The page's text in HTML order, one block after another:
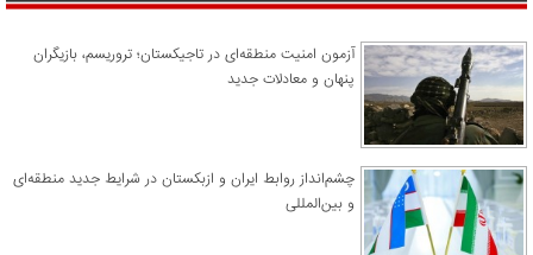
آزمون امنیت منطقه‌ای در تاجیکستان؛ تروریسم، بازیگران
پنهان و معادلات جدید
چشم‌انداز روابط ایران و ازبکستان در شرایط جدید منطقه‌ای
و بین‌المللی